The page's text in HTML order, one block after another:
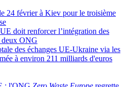
24 février à Kiev pour le troisième
doit renforcer l’intégration des
deux ONG
des échanges UE-Ukraine via les
à environ 211 milliards d'euros